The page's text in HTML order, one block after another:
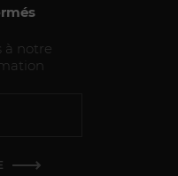
à notre